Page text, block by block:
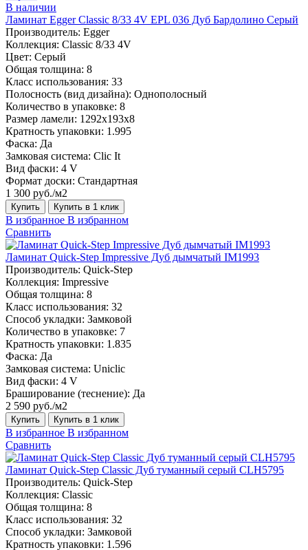
В наличии
Ламинат Egger Classic 8/33 4V EPL 036 Дуб Бардолино Серый
Производитель: Egger
Коллекция: Classic 8/33 4V
Цвет: Серый
Общая толщина: 8
Класс использования: 33
Полосность (вид дизайна): Однополосный
Количество в упаковке: 8
Размер ламели: 1292х193х8
Кратность упаковки: 1.995
Фаска: Да
Замковая система: Clic It
Вид фаски: 4 V
Формат доски: Стандартная
1 300 руб./м2
Купить Купить в 1 клик
В избранное В избранном
Сравнить
Ламинат Quick-Step Impressive Дуб дымчатый IM1993
Производитель: Quick-Step
Коллекция: Impressive
Общая толщина: 8
Класс использования: 32
Способ укладки: Замковой
Количество в упаковке: 7
Кратность упаковки: 1.835
Фаска: Да
Замковая система: Uniclic
Вид фаски: 4 V
Браширование (теснение): Да
2 590 руб./м2
Купить Купить в 1 клик
В избранное В избранном
Сравнить
Ламинат Quick-Step Classic Дуб туманный серый CLH5795
Производитель: Quick-Step
Коллекция: Classic
Общая толщина: 8
Класс использования: 32
Способ укладки: Замковой
Кратность упаковки: 1.596